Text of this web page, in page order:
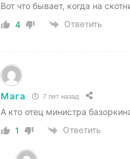
Вот что бывает, когда на
4
Ответить
Мага 7 лет назад
А кто отец министра
1
Ответить